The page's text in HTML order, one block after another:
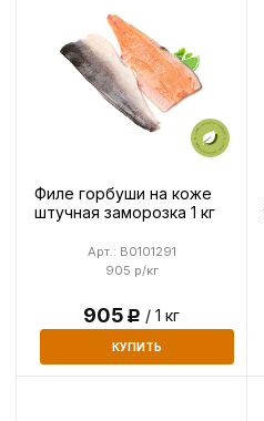
Филе горбуши на коже
штучная заморозка 1 кг
905 р/кг
Арт.: B0101291
905Р / 1 кг
КУПИТЬ